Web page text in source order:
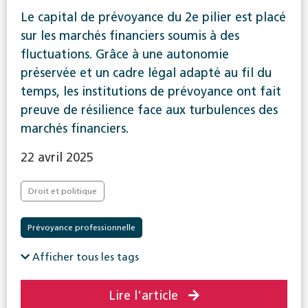
Le capital de prévoyance du 2e pilier est placé
sur les marchés financiers soumis à des
fluctuations. Grâce à une autonomie
préservée et un cadre légal adapté au fil du
temps, les institutions de prévoyance ont fait
preuve de résilience face aux turbulences des
marchés financiers.
22 avril 2025
Droit et politique
Prévoyance professionnelle
Afficher tous les tags
Lire l'article